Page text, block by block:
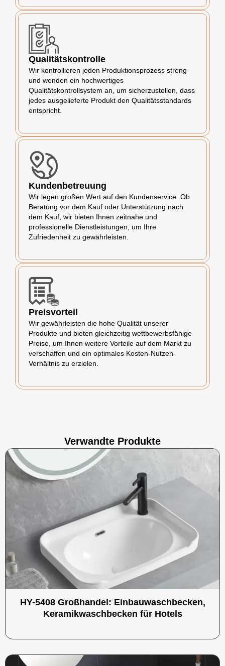
Qualitätskontrolle
Wir kontrollieren jeden Produktionsprozess streng
und wenden ein hochwertiges
Qualitätskontrollsystem an, um sicherzustellen, dass
jedes ausgelieferte Produkt den Qualitätsstandards
entspricht.
Kundenbetreuung
Wir legen großen Wert auf den Kundenservice. Ob
Beratung vor dem Kauf oder Unterstützung nach
dem Kauf, wir bieten Ihnen zeitnahe und
professionelle Dienstleistungen, um Ihre
Zufriedenheit zu gewährleisten.
Preisvorteil
Wir gewährleisten die hohe Qualität unserer
Produkte und bieten gleichzeitig wettbewerbsfähige
Preise, um Ihnen weitere Vorteile auf dem Markt zu
verschaffen und ein optimales Kosten-Nutzen-
Verhältnis zu erzielen.
Verwandte Produkte
HY-5408 Großhandel: Einbauwaschbecken,
Keramikwaschbecken für Hotels